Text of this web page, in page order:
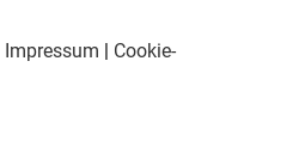
Impressum | Cookie-